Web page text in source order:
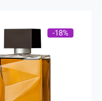
-18%